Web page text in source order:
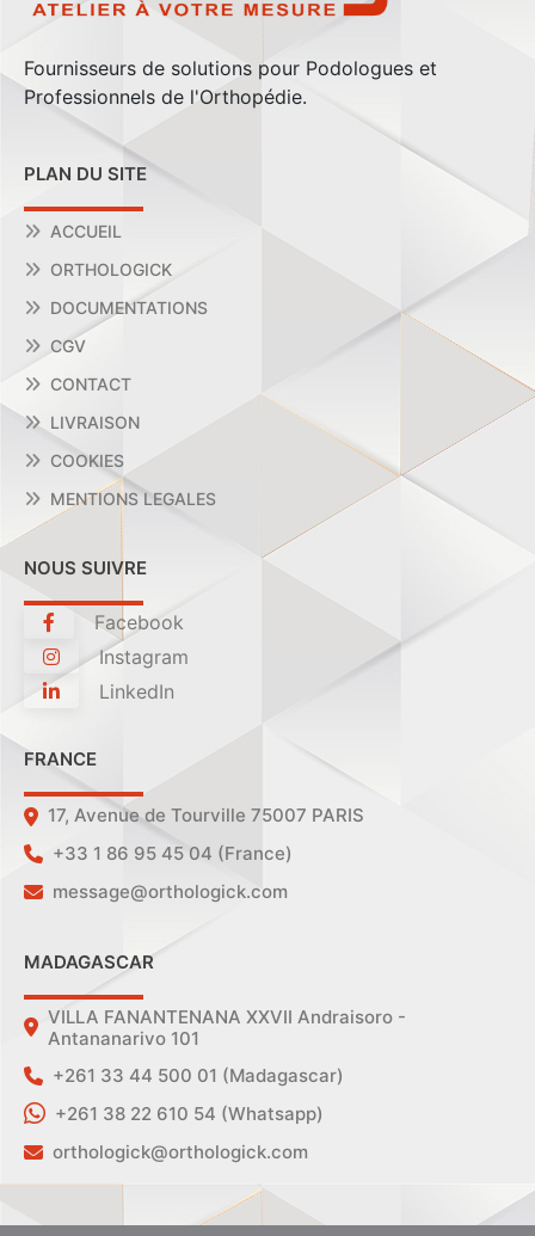
Fournisseurs de solutions pour Podologues et
Professionnels de l'Orthopédie.
PLAN DU SITE
ACCUEIL
ORTHOLOGICK
DOCUMENTATIONS
CGV
CONTACT
LIVRAISON
COOKIES
MENTIONS LEGALES
NOUS SUIVRE
Facebook
Instagram
LinkedIn
FRANCE
17, Avenue de Tourville 75007 PARIS
+33 1 86 95 45 04 (France)
message@orthologick.com
MADAGASCAR
VILLA FANANTENANA XXVII Andraisoro -
Antananarivo 101
+261 33 44 500 01 (Madagascar)
+261 38 22 610 54 (Whatsapp)
orthologick@orthologick.com